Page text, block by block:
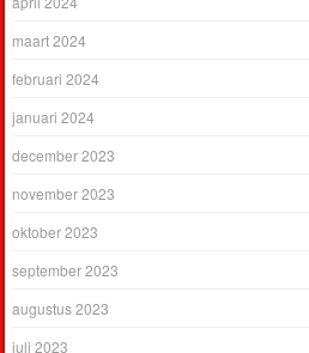
maart 2024
februari 2024
januari 2024
december 2023
november 2023
oktober 2023
september 2023
augustus 2023
juli 2023